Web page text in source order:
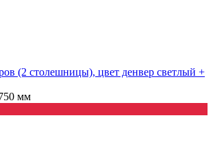
(2 столешницы), цвет денвер светлый +
мм